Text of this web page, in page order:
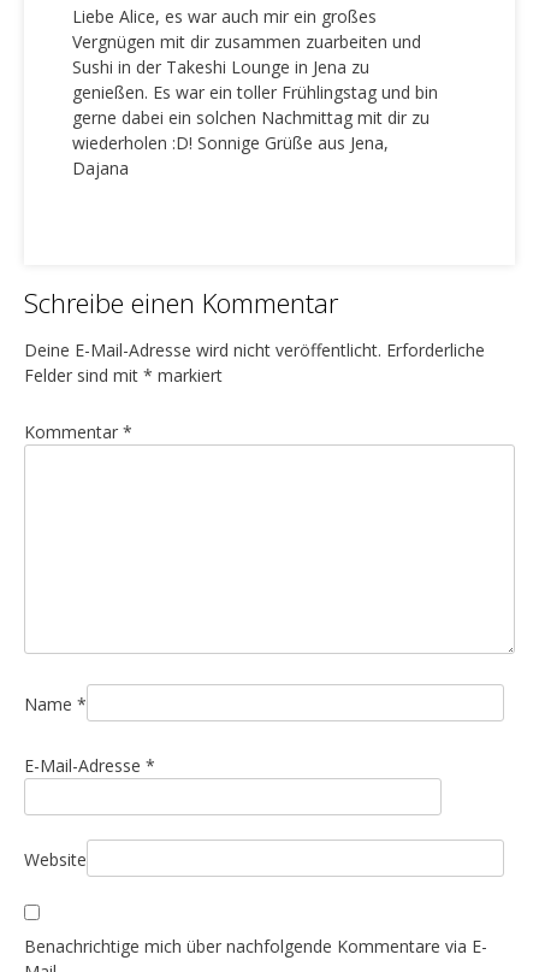
Liebe Alice, es war auch mir ein großes
Vergnügen mit dir zusammen zuarbeiten und
Sushi in der Takeshi Lounge in Jena zu
genießen. Es war ein toller Frühlingstag und bin
gerne dabei ein solchen Nachmittag mit dir zu
wiederholen :D! Sonnige Grüße aus Jena,
Dajana
Schreibe einen Kommentar
Deine E-Mail-Adresse wird nicht veröffentlicht. Erforderliche
Felder sind mit * markiert
Kommentar *
Name *
E-Mail-Adresse *
Website
Benachrichtige mich über nachfolgende Kommentare via E-